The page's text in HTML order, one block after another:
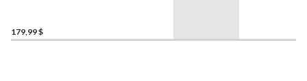
179,99 $